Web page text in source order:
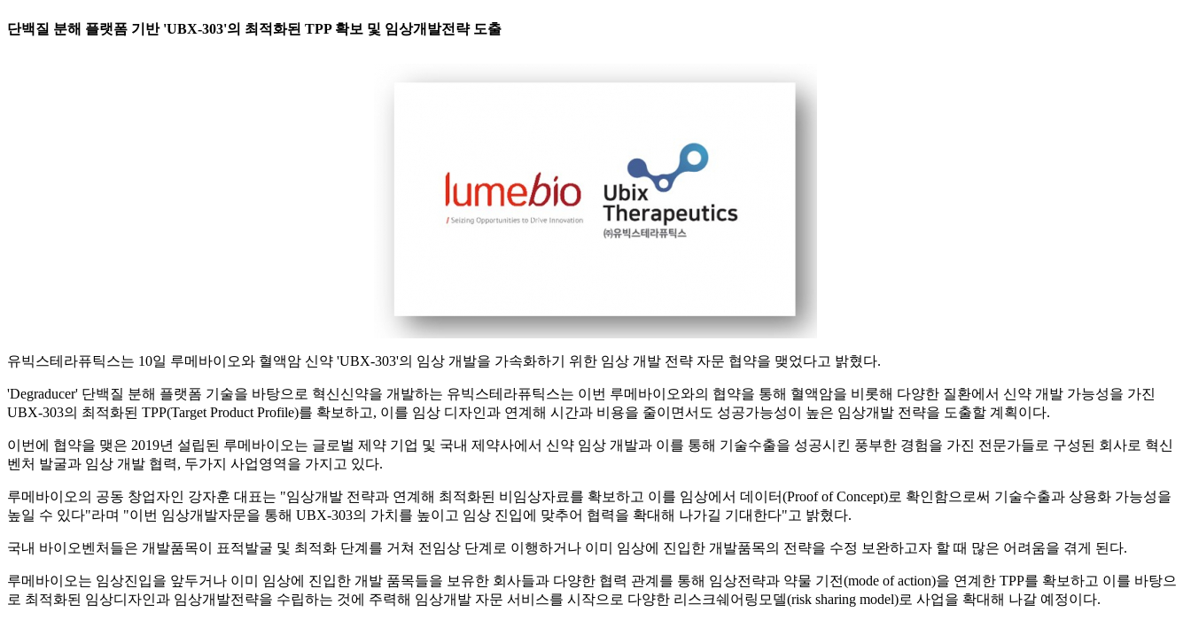
단백질 분해 플랫폼 기반 'UBX-303'의 최적화된 TPP 확보 및 임상개발전략 도출
유빅스테라퓨틱스는 10일 루메바이오와 혈액암 신약 'UBX-303'의 임상 개발을 가속화하기 위한 임상 개발 전략 자문 협약을 맺었다고 밝혔다.
'Degraducer' 단백질 분해 플랫폼 기술을 바탕으로 혁신신약을 개발하는 유빅스테라퓨틱스는 이번 루메바이오와의 협약을 통해 혈액암을 비롯해 다양한 질환에서 신약 개발 가능성을 가진
UBX-303의 최적화된 TPP(Target Product Profile)를 확보하고, 이를 임상 디자인과 연계해 시간과 비용을 줄이면서도 성공가능성이 높은 임상개발 전략을 도출할 계획이다.
이번에 협약을 맺은 2019년 설립된 루메바이오는 글로벌 제약 기업 및 국내 제약사에서 신약 임상 개발과 이를 통해 기술수출을 성공시킨 풍부한 경험을 가진 전문가들로 구성된 회사로 혁신
벤처 발굴과 임상 개발 협력, 두가지 사업영역을 가지고 있다.
루메바이오의 공동 창업자인 강자훈 대표는 "임상개발 전략과 연계해 최적화된 비임상자료를 확보하고 이를 임상에서 데이터(Proof of Concept)로 확인함으로써 기술수출과 상용화 가능성을
높일 수 있다"라며 "이번 임상개발자문을 통해 UBX-303의 가치를 높이고 임상 진입에 맞추어 협력을 확대해 나가길 기대한다"고 밝혔다.
국내 바이오벤처들은 개발품목이 표적발굴 및 최적화 단계를 거쳐 전임상 단계로 이행하거나 이미 임상에 진입한 개발품목의 전략을 수정 보완하고자 할 때 많은 어려움을 겪게 된다.
루메바이오는 임상진입을 앞두거나 이미 임상에 진입한 개발 품목들을 보유한 회사들과 다양한 협력 관계를 통해 임상전략과 약물 기전(mode of action)을 연계한 TPP를 확보하고 이를 바탕으
로 최적화된 임상디자인과 임상개발전략을 수립하는 것에 주력해 임상개발 자문 서비스를 시작으로 다양한 리스크쉐어링모델(risk sharing model)로 사업을 확대해 나갈 예정이다.